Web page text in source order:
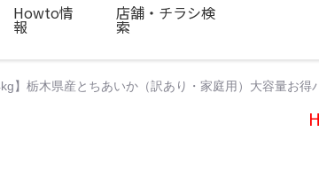
Howto情
報
店舗・チラシ検
索
】栃木県産とちあいか（訳あり・家庭用）大容量お